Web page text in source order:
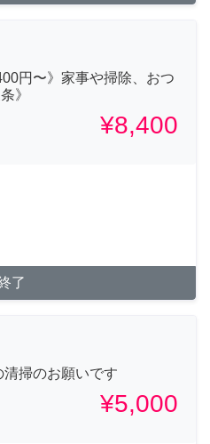
円〜》家事や掃除、おつ
》
¥8,400
了
掃のお願いです
¥5,000